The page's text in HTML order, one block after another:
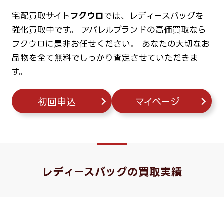
宅配買取サイト フクウロでは、レディースバッグを
強化買取中です。
アパレルブランドの高価買取なら
フクウロに是非お任せください。
あなたの大切なお
品物を全て無料でしっかり査定させていただきま
す。
初回申込 マイページ
レディースバッグの買取実績